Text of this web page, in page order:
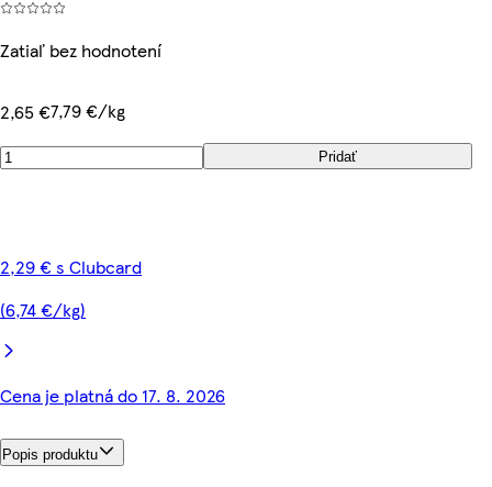
Zatiaľ bez hodnotení
2,65 €7,79 €/kg
Pridať
2,29 € s Clubcard
(6,74 €/kg)
Cena je platná do 17. 8. 2026
Popis produktu